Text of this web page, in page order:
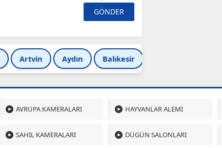
Artvin Aydın Balıkesir
AVRUPA KAMERALARI HAYVANLAR ALEMI
SAHIL KAMERALARI DÜGÜN SALONLARI